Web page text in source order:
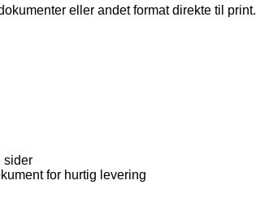
eller andet format direkte til print.
sider
for hurtig levering